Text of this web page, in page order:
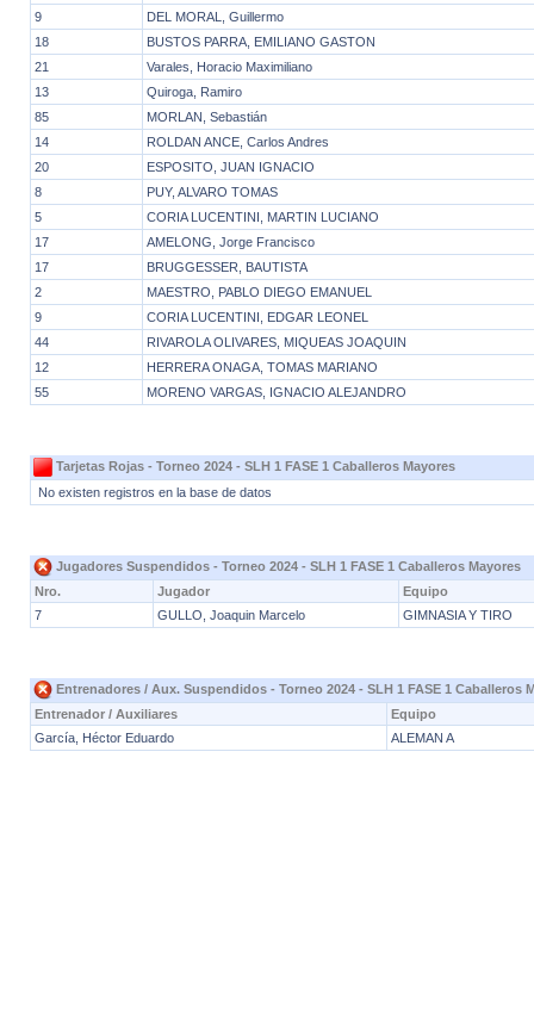
9
DEL MORAL, Guillermo
18
BUSTOS PARRA, EMILIANO GASTON
21
Varales, Horacio Maximiliano
13
Quiroga, Ramiro
85
MORLAN, Sebastián
14
ROLDAN ANCE, Carlos Andres
20
ESPOSITO, JUAN IGNACIO
8
PUY, ALVARO TOMAS
5
CORIA LUCENTINI, MARTIN LUCIANO
17
AMELONG, Jorge Francisco
17
BRUGGESSER, BAUTISTA
2
MAESTRO, PABLO DIEGO EMANUEL
9
CORIA LUCENTINI, EDGAR LEONEL
44
RIVAROLA OLIVARES, MIQUEAS JOAQUIN
12
HERRERA ONAGA, TOMAS MARIANO
55
MORENO VARGAS, IGNACIO ALEJANDRO
Tarjetas Rojas - Torneo 2024 - SLH 1 FASE 1 Caballeros Mayores
No existen registros en la base de datos
Jugadores Suspendidos - Torneo 2024 - SLH 1 FASE 1 Caballeros Mayores
Nro.
Jugador
Equipo
7
GULLO, Joaquin Marcelo GIMNASIA Y TIRO
Entrenadores / Aux. Suspendidos - Torneo 2024 - SLH 1 FASE 1 Caballeros
Entrenador / Auxiliares
Equipo
García, Héctor Eduardo
ALEMAN A